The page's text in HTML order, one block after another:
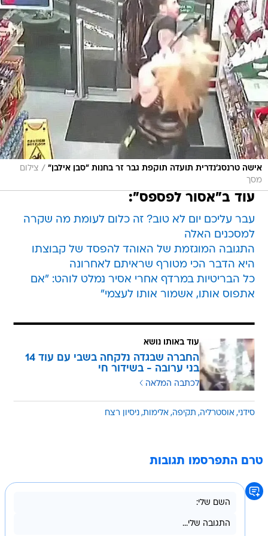
אישה טרנסג'נדרית תועדה תוקפת גבר זר בחנות "סבן אילבן" / צילום
מסך
עוד ב"אסור לפספס":
עבר עליכם יום לא טוב? זה כלום לעומת מה שקרה
למסכנים האלה
התגובה המוגזמת של האוהד להפסד של קבוצתו
היא הדבר הכי מטורף שראיתם לאחרונה
כל הבריטיות במרדף אחרי אסיר נמלט לוהט: "אם
אתפוס אותו, אשמור אותו לעצמי"
עוד באותו נושא
החברה שבגדה נלקחה בשבי עם עוד 14
בני ערובה - בשידור חי
לכתבה המלאה
סידני אוסטרליה תקיפה אלימות ניסיון רצח
טרם התפרסמו תגובות